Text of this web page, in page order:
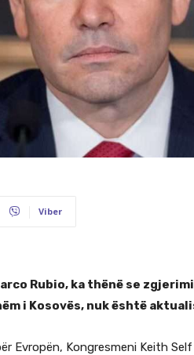
Viber
Rubio, ka thënë se
i Kosovës, nuk është
Evropën, Kongresmeni Keith